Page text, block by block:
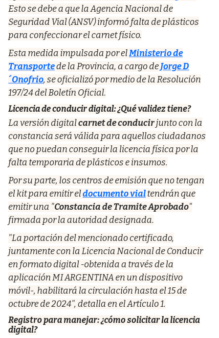
Esto se debe a que la Agencia Nacional de
Seguridad Vial (ANSV) informó falta de plásticos
para confeccionar el carnet físico.
Esta medida impulsada por elMinisterio de
Transportede la Provincia, a cargo deJorge D
´Onofrio, se oficializó por medio de la Resolución
197/24 del Boletín Oficial.
Licencia de conducir digital: ¿Qué validez tiene?
La versión digitalcarnet de conducirjunto con la
constancia será válida para aquellos ciudadanos
que no puedan conseguir la licencia física por la
falta temporaria de plásticos e insumos.
Por su parte, los centros de emisión que no tengan
el kit para emitir eldocumento vialtendrán que
emitir una "Constancia de Tramite Aprobado"
firmada por la autoridad designada.
"La portación del mencionado certificado,
juntamente con la Licencia Nacional de Conducir
en formato digital -obtenida a través de la
aplicación MI ARGENTINA en un dispositivo
móvil-, habilitará la circulación hasta el 15 de
octubre de 2024", detalla en el Artículo 1.
Registro para manejar: ¿cómo solicitar la licencia
digital?